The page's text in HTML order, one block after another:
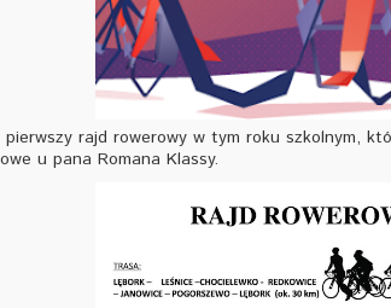
rajd rowerowy w tym roku szkolnym,
u pana Romana Klassy.